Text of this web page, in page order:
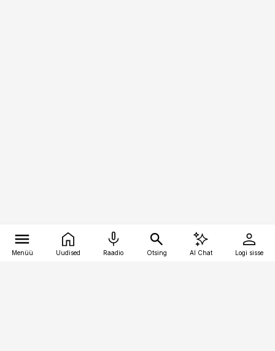
Menüü Uudised Raadio Otsing AI Chat Logi sisse